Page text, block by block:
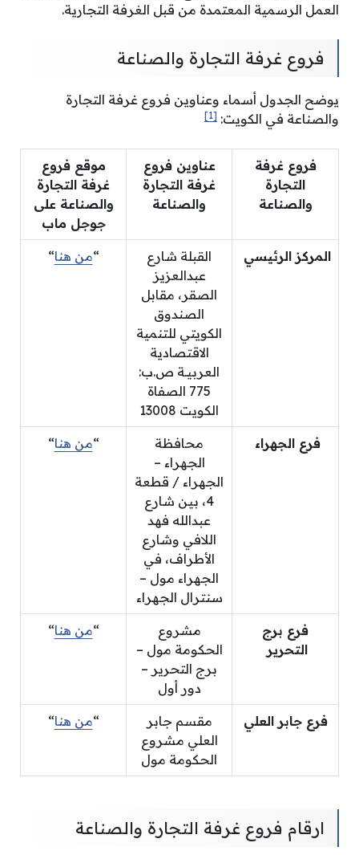
العمل الرسمية المعتمدة من قبل الغرفة التجارية.
فروع غرفة التجارة والصناعة
يوضح الجدول أسماء وعناوين فروع غرفة التجارة
والصناعة في الكويت: [1]
فروع غرفة
التجارة
والصناعة
عناوين فروع
غرفة التجارة
والصناعة
موقع فروع
غرفة التجارة
والصناعة على
جوجل ماب
المركز الرئيسي
القبلة شارع
عبدالعزيز
الصقر، مقابل
الصندوق
الكويتي للتنمية
الاقتصادية
العربيـة ص.ب:
775 الصفاة
الكويت 13008
“من هنا“
فرع الجهراء
محافظة
الجهراء –
الجهراء / قطعة
4، بين شارع
عبدالله فهد
اللافي وشارع
الأطراف، في
الجهراء مول –
سنترال الجهراء
“من هنا“
فرع برج
التحرير
مشروع
الحكومة مول –
برج التحرير –
دور أول
“من هنا“
فرع جابر العلي
مقسم جابر
العلي مشروع
الحكومة مول
“من هنا“
ارقام فروع غرفة التجارة والصناعة